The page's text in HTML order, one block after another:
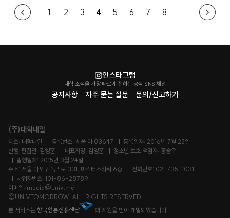
1 2 3 4 5 6 7 8
공지사항 자주 묻는 질문 문의/신고하기
인스타그램
대학 소식을 가장 빠르게 전하는 공식 SNS 채널
(주)대학내일
제호: 대학내일 등록번호: 서울 아 03647
등록일자: 2016년 7월 25일
발행·편집인: 김영훈
대표자명: 김영훈
청소년 보호 책임자: 홍승우
발행일자: 2015년 3월 24일
주소: 서울 마포구 독막로 331, 마스터즈타워 6층
전화번호: 02-735-1031
사업자번호: 101-86-28789
이메일: media@univ.me
©UNIVTOMORROW. ALL RIGHTS RESERVED.
본 서비스는
의 지원을 받아 개발되었습니다.